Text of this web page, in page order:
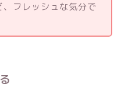
フレッシュな気分で